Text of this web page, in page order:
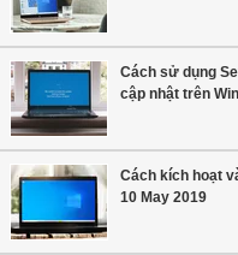
Cách sử dụng
cập nhật trên
Cách kích hoạt
10 May 2019